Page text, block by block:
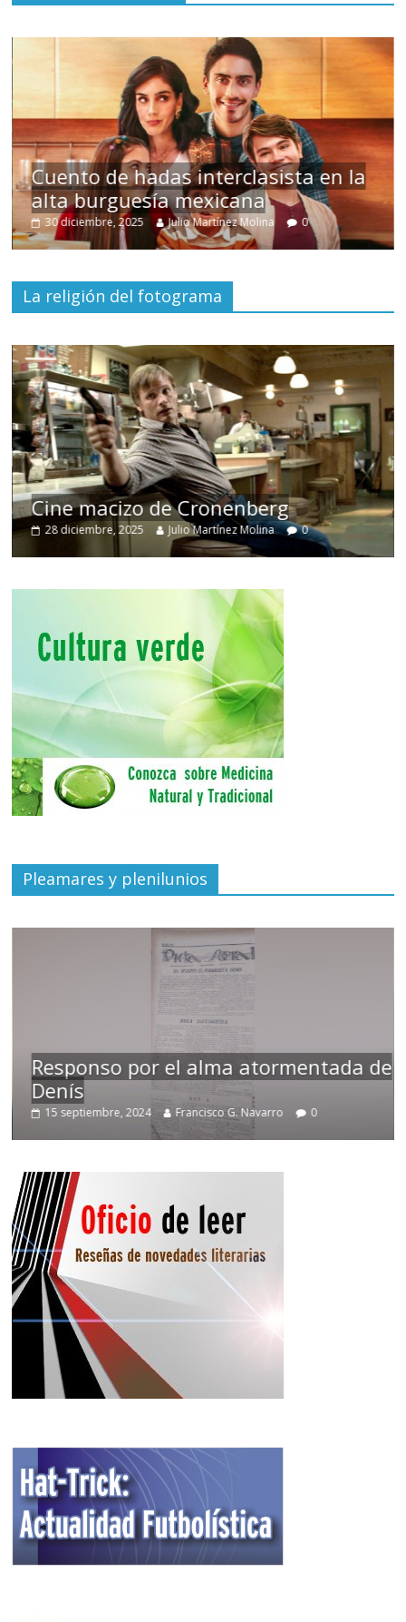
Cuento de hadas interclasista en la
alta burguesía mexicana
30 diciembre, 2025 Julio Martínez Molina 0
La religión del fotograma
Cine macizo de Cronenberg
28 diciembre, 2025 Julio Martínez Molina 0
Pleamares y plenilunios
Responso por el alma atormentada de
Denís
15 septiembre, 2024 Francisco G. Navarro 0